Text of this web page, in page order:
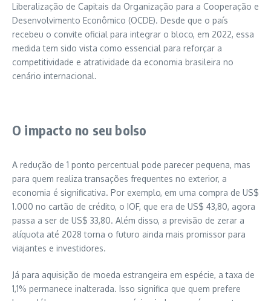
Liberalização de Capitais da Organização para a Cooperação e
Desenvolvimento Econômico (OCDE). Desde que o país
recebeu o convite oficial para integrar o bloco, em 2022, essa
medida tem sido vista como essencial para reforçar a
competitividade e atratividade da economia brasileira no
cenário internacional.
O impacto no seu bolso
A redução de 1 ponto percentual pode parecer pequena, mas
para quem realiza transações frequentes no exterior, a
economia é significativa. Por exemplo, em uma compra de US$
1.000 no cartão de crédito, o IOF, que era de US$ 43,80, agora
passa a ser de US$ 33,80. Além disso, a previsão de zerar a
alíquota até 2028 torna o futuro ainda mais promissor para
viajantes e investidores.
Já para aquisição de moeda estrangeira em espécie, a taxa de
1,1% permanece inalterada. Isso significa que quem prefere